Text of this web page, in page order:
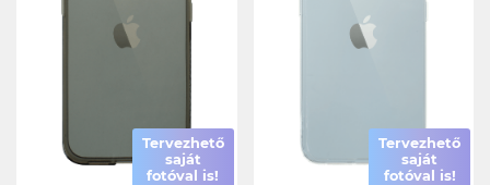
Tervezhető
saját
fotóval is!
Tervezhető
saját
fotóval is!